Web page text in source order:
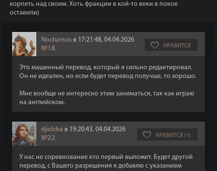
корпеть над своим. Хоть фракции в кой-то веки в покое
оставили)
Nocturnus в 17:21:48, 04.04.2026
№18, НРАВИТСЯ
Это машинный перевод, который я сильно редактировал.
Он не идеален, но если будет перевод получше, то хорошо.
Мне вообще не интересно этим заниматься, так как играю
на английском.
djolcha в 19:20:43, 04.04.2026
№22, НРАВИТСЯ (1)
У нас не соревнование кто первый выложит. Будет другой
перевод, с Вашего разрешения я добавлю с указанием